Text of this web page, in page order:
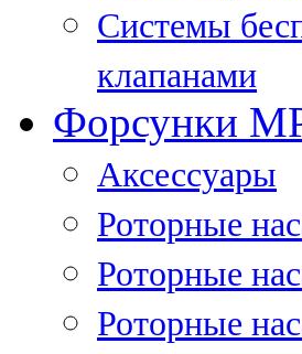
Системы
клапанами
Форсунки
Аксессуары
Роторные
Роторные
Роторные